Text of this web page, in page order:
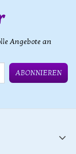
Angebote an
ABONNIEREN